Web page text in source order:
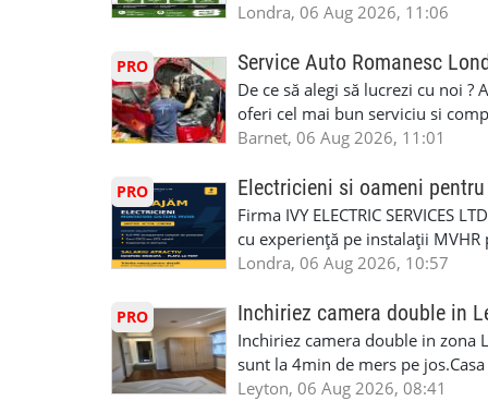
Calificări recunoscute în UK ✅
competențele 👷 Indiferent dacă
oficială, noi te ajutăm să alegi
complicații. 💥 Suport real de la
noi oportunități de muncă și de
6RR 🚀 CSCS Colindale – GQA
te astăzi. Construiește-ți viitorul
Londra, 06 Aug 2026, 11:06
PRO Service Auto Romanesc
De ce să alegi să lucrezi cu noi
oferi cel mai bun serviciu si
alegerea ideală: Personal
Auto. Indiferent de situație,
repara in scurt timp si eficient
garaj auto care ofera orice tip de
Lucram cu Toate Garantiile si
iTP/MOT Masini Mici si Vanuri
Accident Management, Preluam
Masina la Schimb. ✅ Distributii
Geometrie Profesionala Roti
Explicatii. ✅ Suntem foarte buni
Barnet, 06 Aug 2026, 11:01
PRO Electricieni si oameni
Firma IVY ELECTRIC SERVICES
cu experiență pe instalații
obligatorii: 🔹 Full PPE
lucru constant ✅ Echipă
detalii și programare, trimiteți
Londra, 06 Aug 2026, 10:57
PRO Inchiriez camera double in
Inchiriez camera double in zona
sunt la 4min de mers pe
incluse.Cautam o persoana sau
Leyton, 06 Aug 2026, 08:41